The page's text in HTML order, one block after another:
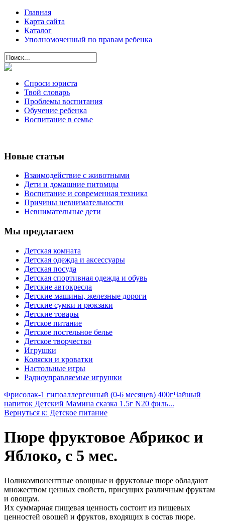
Главная
Карта сайта
Каталог
Уполномоченный по правам ребенка
Спроси юриста
Твой словарь
Проблемы воспитания
Обучение ребенка
Воспитание в семье
Новые статьи
Взаимодействие с животными
Дети и домашние питомцы
Воспитание и современная техника
Причины невнимательности
Невнимательные дети
Мы предлагаем
Детская комната
Детская одежда и аксессуары
Детская посуда
Детская спортивная одежда и обувь
Детские автокресла
Детские машины, железные дороги
Детские сумки и рюкзаки
Детские товары
Детское питание
Детское постельное белье
Детское творчество
Игрушки
Коляски и кроватки
Настольные игры
Радиоуправляемые игрушки
Фрисолак-1 гипоаллергенный (0-6 месяцев) 400гЧайный
напиток Детский Мамина сказка 1.5г N20 филь...
Вернуться к: Детское питание
Пюре фруктовое Абрикос и
Яблоко, с 5 мес.
Поликомпонентные овощные и фруктовые пюре обладают
множеством ценных свойств, присущих различным фруктам
и овощам.
Их суммарная пищевая ценность состоит из пищевых
ценностей овощей и фруктов, входящих в состав пюре.